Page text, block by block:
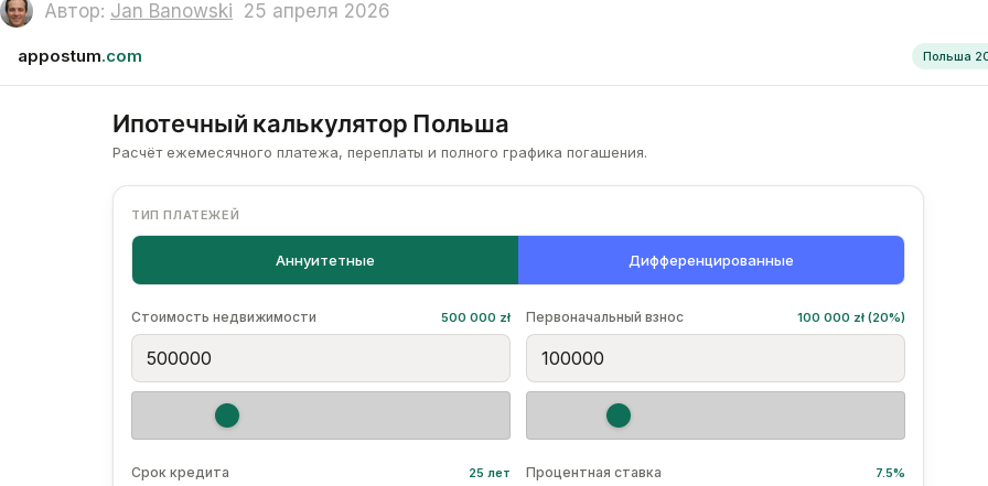
Автор: Jan Banowski 25 апреля 2026
appostum.com Польша
Ипотечный калькулятор Польша
Расчёт ежемесячного платежа, переплаты и полного графика погашения.
ТИП ПЛАТЕЖЕЙ
Аннуитетные Дифференцированные
Стоимость недвижимости 500 000 zł Первоначальный взнос 100 000 zł (20%)
Срок кредита 25 лет Процентная ставка 7.5%